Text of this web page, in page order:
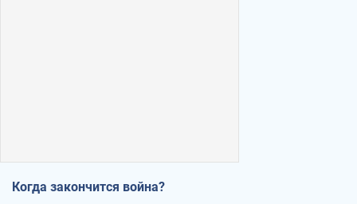
Когда закончится война?